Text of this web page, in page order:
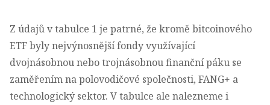
Z údajů v tabulce 1 je patrné, že kromě bitcoinového
ETF byly nejvýnosnější fondy využívající
dvojnásobnou nebo trojnásobnou finanční páku se
zaměřením na polovodičové společnosti, FANG+ a
technologický sektor. V tabulce ale nalezneme i